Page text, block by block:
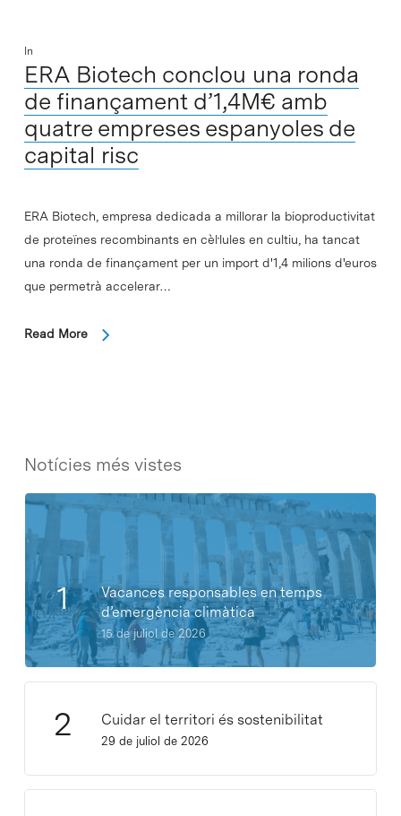
In
ERA Biotech conclou una ronda
de finançament d’1,4M€ amb
quatre empreses espanyoles de
capital risc
ERA Biotech, empresa dedicada a millorar la bioproductivitat
de proteïnes recombinants en cèl·lules en cultiu, ha tancat
una ronda de finançament per un import d'1,4 milions d'euros
que permetrà accelerar…
Read More
Notícies més vistes
Vacances responsables en temps
d’emergència climàtica
15 de juliol de 2026
Cuidar el territori és sostenibilitat
29 de juliol de 2026